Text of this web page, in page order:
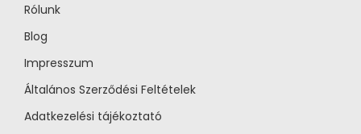
Rólunk
Blog
Impresszum
Általános Szerződési Feltételek
Adatkezelési tájékoztató